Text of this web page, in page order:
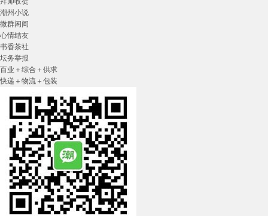
潮州小说
微群闲间
心情结友
书香茶社
坛务举报
百业＋综合＋供求
快递＋物流＋包装